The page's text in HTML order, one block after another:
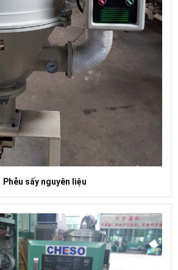
Phễu sấy nguyên liệu